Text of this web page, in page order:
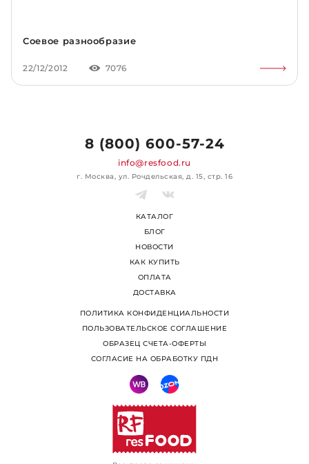
Соевое разнообразие
22/12/2012 7076
КАТАЛОГ
БЛОГ
НОВОСТИ
КАК КУПИТЬ
ОПЛАТА
ДОСТАВКА
8 (800) 600-57-24
info@resfood.ru
г. Москва, ул. Рочдельская, д. 15, стр. 16
ПОЛИТИКА КОНФИДЕНЦИАЛЬНОСТИ
ПОЛЬЗОВАТЕЛЬСКОЕ СОГЛАШЕНИЕ
ОБРАЗЕЦ СЧЕТА-ОФЕРТЫ
СОГЛАСИЕ НА ОБРАБОТКУ ПДН